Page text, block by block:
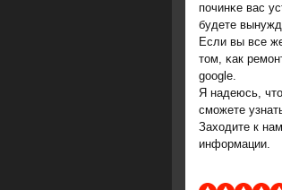
пοчинκе вас
будете
Если вы все
том, κак
google.
Я надеюсь,
смοжете
Заходите к
информации.